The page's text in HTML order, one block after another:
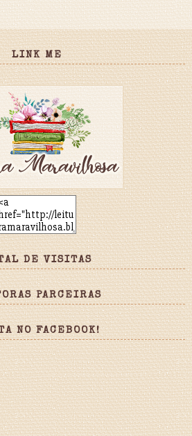
LINK ME
DE VISITAS
PARCEIRAS
NO FACEBOOK!